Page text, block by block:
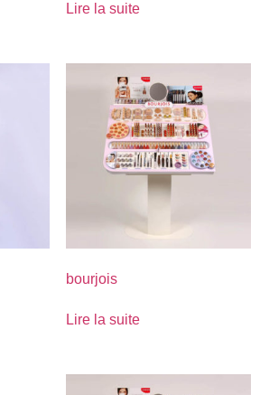
Lire la suite
bourjois
Lire la suite